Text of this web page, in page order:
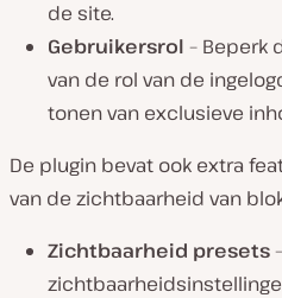
de site.
Gebruikersrol – Beperk
van de rol van de
tonen van exclusieve
De plugin bevat ook extra
van de zichtbaarheid van
Zichtbaarheid presets